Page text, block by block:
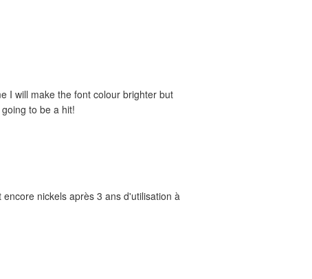
I will make the font colour brighter but
to be a hit!
nickels après 3 ans d'utilisation à